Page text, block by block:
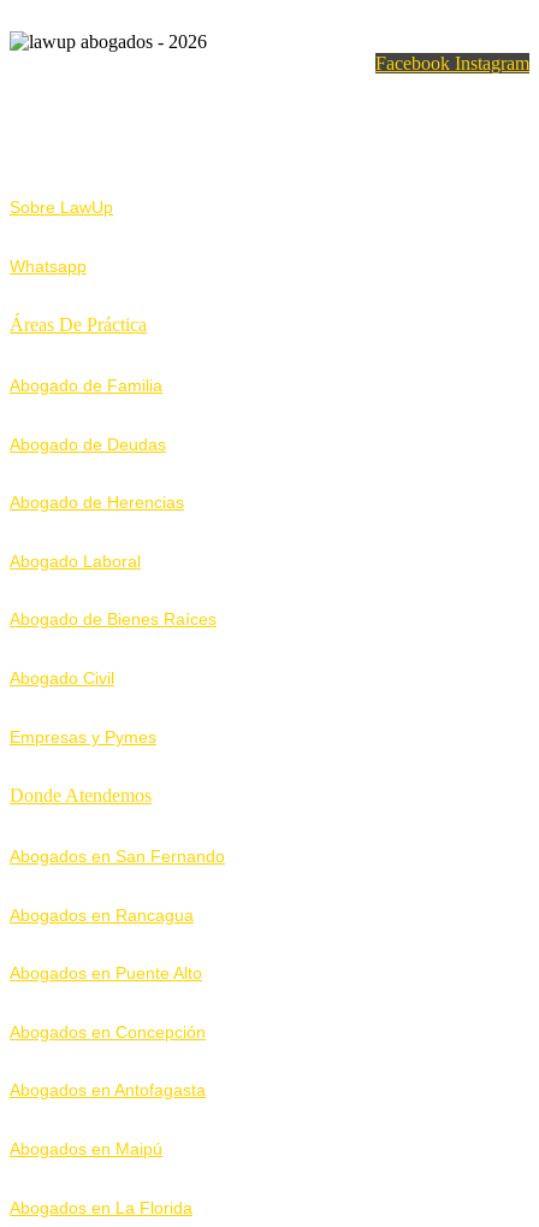
Facebook Instagram
Sobre LawUp
Whatsapp
Áreas De Práctica
Abogado de Familia
Abogado de Deudas
Abogado de Herencias
Abogado Laboral
Abogado de Bienes Raíces
Abogado Civil
Empresas y Pymes
Donde Atendemos
Abogados en San Fernando
Abogados en Rancagua
Abogados en Puente Alto
Abogados en Concepción
Abogados en Antofagasta
Abogados en Maipú
Abogados en La Florida